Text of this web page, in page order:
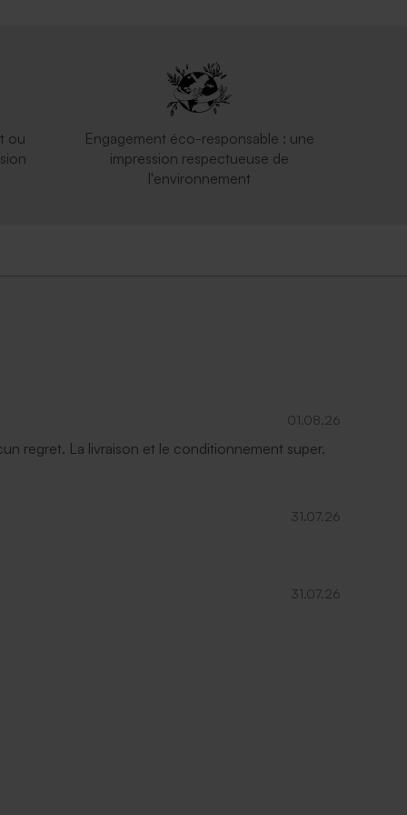
ou
Engagement éco-responsable : une
impression respectueuse de
l'environnement
01.08.26
regret. La livraison et le conditionnement super.
31.07.26
31.07.26